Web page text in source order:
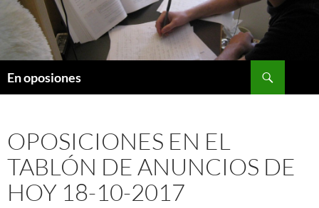
Saltar
contenido
En oposiones
OPOSICIONES EN EL
TABLÓN DE ANUNCIOS DE
HOY 18-10-2017